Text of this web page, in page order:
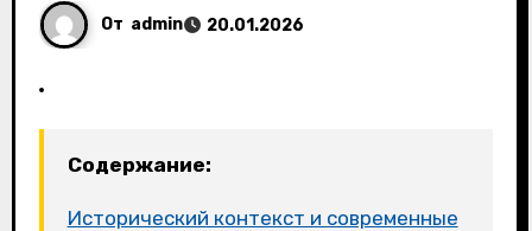
От admin 20.01.2026
Содержание:
Исторический контекст и современные